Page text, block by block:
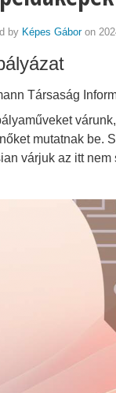
by Képes Gáboron
Társaság
mutatnak be.
várjuk az itt